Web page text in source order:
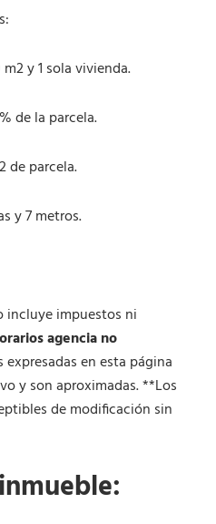
y 1 sola vivienda.
de la parcela.
de parcela.
y 7 metros.
incluye impuestos ni
agencia no
expresadas en esta página
y son aproximadas. **Los
de modificación sin